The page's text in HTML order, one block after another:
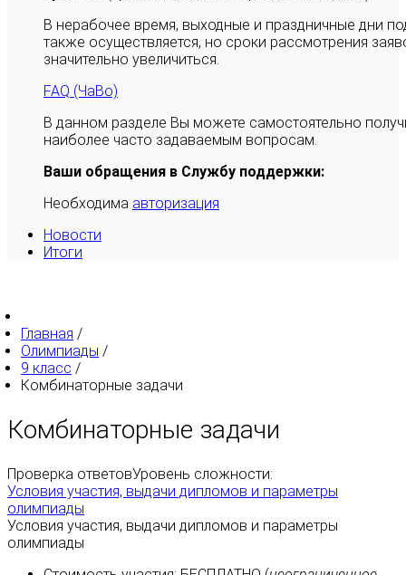
В нерабочее время, выходные и праздничные дни
также осуществляется, но сроки рассмотрения
значительно увеличиться.
FAQ (ЧаВо)
В данном разделе Вы можете самостоятельно
наиболее часто задаваемым вопросам.
Ваши обращения в Службу поддержки:
Необходима авторизация
Новости
Итоги
Главная /
Олимпиады /
9 класс /
Комбинаторные задачи
Комбинаторные задачи
Проверка ответовУровень сложности:
Условия участия, выдачи дипломов и параметры
олимпиады
Условия участия, выдачи дипломов и параметры
олимпиады